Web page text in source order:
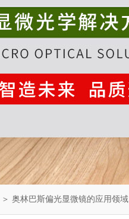
＞ 奥林巴斯偏光显微镜的应用领域